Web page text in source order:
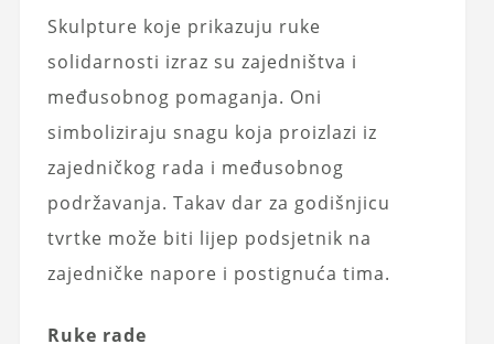
Skulpture koje prikazuju ruke
solidarnosti izraz su zajedništva i
međusobnog pomaganja. Oni
simboliziraju snagu koja proizlazi iz
zajedničkog rada i međusobnog
podržavanja. Takav dar za godišnjicu
tvrtke može biti lijep podsjetnik na
zajedničke napore i postignuća tima.
Ruke rade